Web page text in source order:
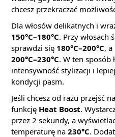
chcesz przekraczać
Dla włosów delikatnych i
150°C–180°C. Przy włosach
sprawdzi się 180°C–200°C,
200°C–230°C. W ten sposób
intensywność stylizacji i
kondycji pasm.
Jeśli chcesz od razu przejść
funkcję Heat Boost.
przez 2 sekundy, a
temperaturę na 230°C.